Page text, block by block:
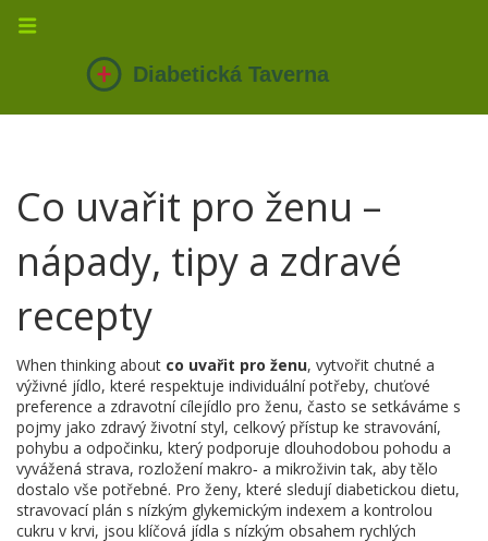
Co uvařit pro ženu –
nápady, tipy a zdravé
recepty
When thinking about co uvařit pro ženu, vytvořit chutné a
výživné jídlo, které respektuje individuální potřeby, chuťové
preference a zdravotní cílejídlo pro ženu, často se setkáváme s
pojmy jako zdravý životní styl, celkový přístup ke stravování,
pohybu a odpočinku, který podporuje dlouhodobou pohodu a
vyvážená strava, rozložení makro‑ a mikroživin tak, aby tělo
dostalo vše potřebné. Pro ženy, které sledujídiabetickou dietu,
stravovací plán s nízkým glykemickým indexem a kontrolou
cukru v krvi, jsou klíčová jídla s nízkým obsahem rychlých